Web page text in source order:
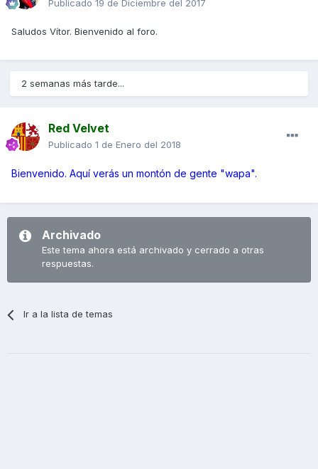
Publicado 19 de Diciembre del 2017
Saludos Vítor. Bienvenido al foro.
2 semanas más tarde...
Red Velvet
Publicado 1 de Enero del 2018
Bienvenido. Aquí verás un montón de gente "wapa".
Archivado
Este tema ahora está archivado y cerrado a otras
respuestas.
Ir a la lista de temas